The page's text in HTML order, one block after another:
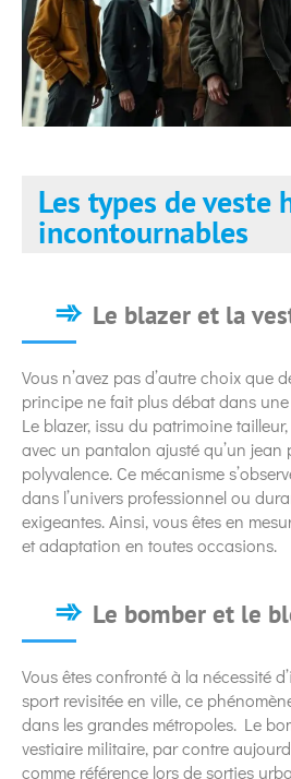
Les types de veste
incontournables
Le blazer et la
Vous n’avez pas d’autre choix que
principe ne fait plus débat dans
Le blazer, issu du patrimoine
avec un pantalon ajusté qu’un jean
polyvalence. Ce mécanisme
dans l’univers professionnel ou
exigeantes. Ainsi, vous êtes en
et adaptation en toutes occasions.
Le bomber et le
Vous êtes confronté à la nécessité
sport revisitée en ville, ce
dans les grandes métropoles. Le
vestiaire militaire, par contre
comme référence lors de sorties